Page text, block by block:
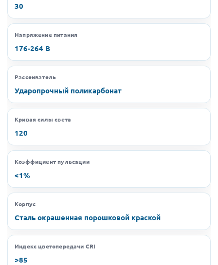
30
Напряжение питания
176-264 В
Рассеиватель
Ударопрочный поликарбонат
Кривая силы света
120
Коэффициент пульсации
<1%
Корпус
Сталь окрашенная порошковой краской
Индекс цветопередачи CRI
>85